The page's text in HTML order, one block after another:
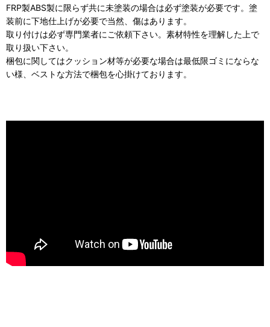
FRP製ABS製に限らず共に未塗装の場合は必ず塗装が必要です。塗
装前に下地仕上げが必要で当然、傷はあります。
取り付けは必ず専門業者にご依頼下さい。素材特性を理解した上で
取り扱い下さい。
梱包に関してはクッション材等が必要な場合は最低限ゴミにならな
い様、ベストな方法で梱包を心掛けております。